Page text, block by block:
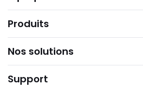
Produits
Nos solutions
Support